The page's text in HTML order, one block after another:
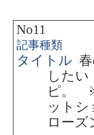
No11
記事種類
タイトル
した
ピ。
ットシ
ローズ